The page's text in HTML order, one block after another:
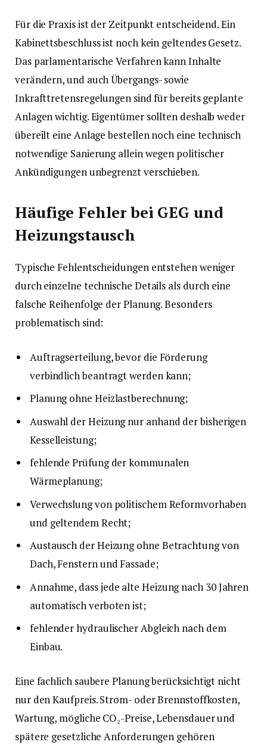
Für die Praxis ist der Zeitpunkt entscheidend. Ein
Kabinettsbeschluss ist noch kein geltendes Gesetz.
Das parlamentarische Verfahren kann Inhalte
verändern, und auch Übergangs- sowie
Inkrafttretensregelungen sind für bereits geplante
Anlagen wichtig. Eigentümer sollten deshalb weder
übereilt eine Anlage bestellen noch eine technisch
notwendige Sanierung allein wegen politischer
Ankündigungen unbegrenzt verschieben.
Häufige Fehler bei GEG und
Heizungstausch
Typische Fehlentscheidungen entstehen weniger
durch einzelne technische Details als durch eine
falsche Reihenfolge der Planung. Besonders
problematisch sind:
Auftragserteilung, bevor die Förderung
verbindlich beantragt werden kann;
Planung ohne Heizlastberechnung;
Auswahl der Heizung nur anhand der bisherigen
Kesselleistung;
fehlende Prüfung der kommunalen
Wärmeplanung;
Verwechslung von politischem Reformvorhaben
und geltendem Recht;
Austausch der Heizung ohne Betrachtung von
Dach, Fenstern und Fassade;
Annahme, dass jede alte Heizung nach 30 Jahren
automatisch verboten ist;
fehlender hydraulischer Abgleich nach dem
Einbau.
Eine fachlich saubere Planung berücksichtigt nicht
nur den Kaufpreis. Strom- oder Brennstoffkosten,
Wartung, mögliche CO₂-Preise, Lebensdauer und
spätere gesetzliche Anforderungen gehören